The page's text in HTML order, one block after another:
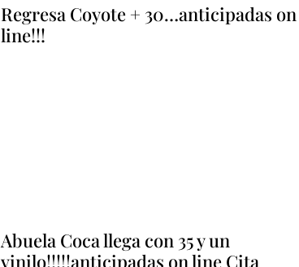
Regresa Coyote + 30…anticipadas on
line!!!
Abuela Coca llega con 35 y un
vinilo!!!!!anticipadas on line Cita